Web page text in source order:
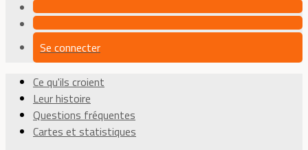
Se connecter
Ce qu'ils croient
Leur histoire
Questions fréquentes
Cartes et statistiques